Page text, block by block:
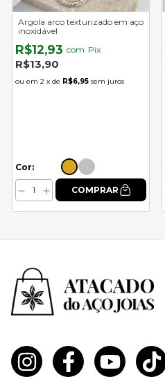
Argola arco texturizado em aço
inoxidável
R$12,93 com Pix
R$13,90
2 x de R$6,95 sem juros
Cor: